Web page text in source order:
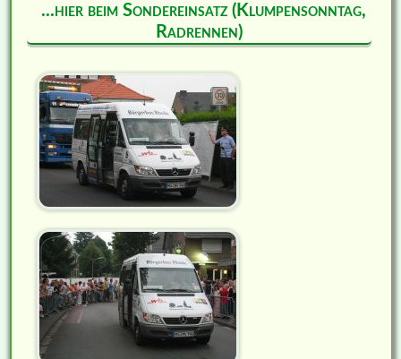
...hier beim Sondereinsatz (Klumpensonntag,
Radrennen)